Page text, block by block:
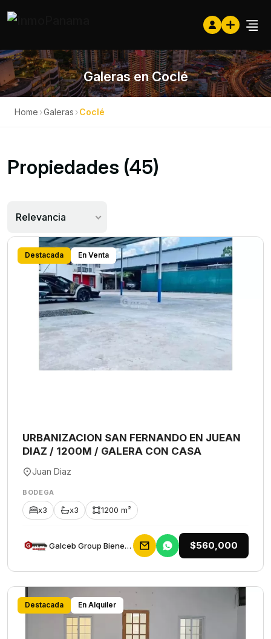
Galeras en Coclé
Home ›Galeras ›Coclé
Propiedades (45)
Relevancia
Destacada En Venta
URBANIZACION SAN FERNANDO EN JUEAN
DIAZ / 1200M / GALERA CON CASA
Juan Diaz
BODEGA
x3 x3 1200 m²
Galceb Group Bienes Raices $560,000
Destacada En Alquiler